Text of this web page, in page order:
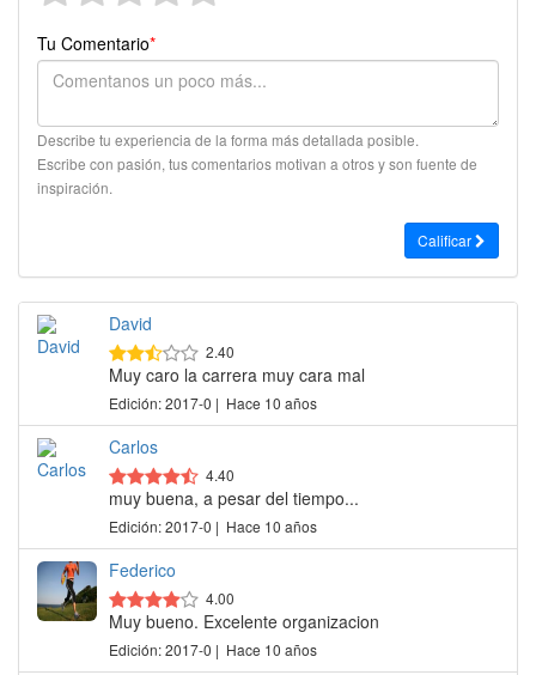
Tu Comentario*
Describe tu experiencia de la forma más detallada posible.
Escribe con pasión, tus comentarios motivan a otros y son fuente de
inspiración.
Calificar
David
2.40
Muy caro la carrera muy cara mal
Edición: 2017-0 | Hace 10 años
Carlos
4.40
muy buena, a pesar del tiempo...
Edición: 2017-0 | Hace 10 años
Federico
4.00
Muy bueno. Excelente organizacion
Edición: 2017-0 | Hace 10 años